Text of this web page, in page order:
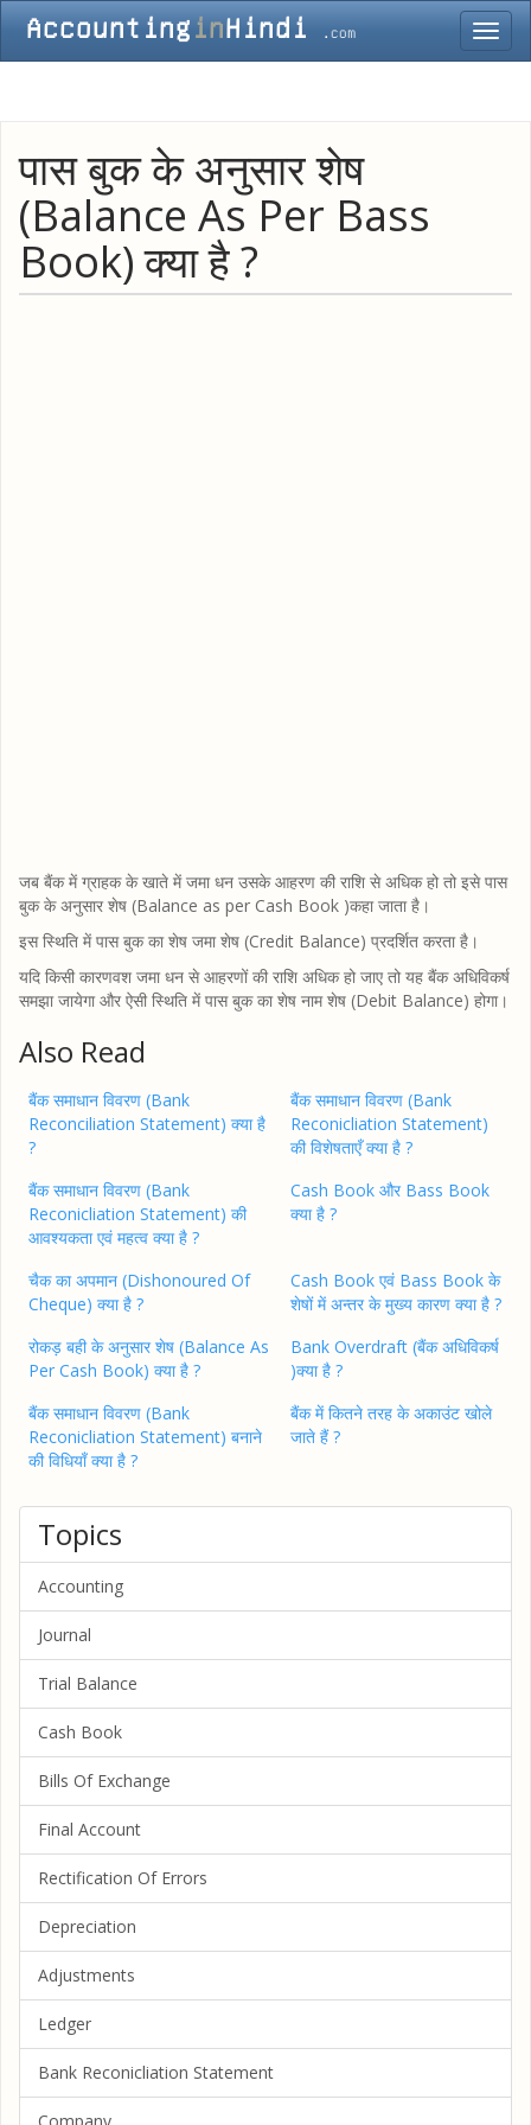
पास बुक के अनुसार शेष
(Balance As Per Bass
Book) क्या है ?
जब बैंक में ग्राहक के खाते में जमा धन उसके आहरण की राशि से अधिक हो तो इसे पास
बुक के अनुसार शेष (Balance as per Cash Book )कहा जाता है।
इस स्थिति में पास बुक का शेष जमा शेष (Credit Balance) प्रदर्शित करता है।
यदि किसी कारणवश जमा धन से आहरणों की राशि अधिक हो जाए तो यह बैंक अधिविकर्ष
समझा जायेगा और ऐसी स्थिति में पास बुक का शेष नाम शेष (Debit Balance) होगा।
Also Read
बैंक समाधान विवरण (Bank
Reconciliation Statement) क्या है
?
बैंक समाधान विवरण (Bank
Reconicliation Statement)
की विशेषताएँ क्या है ?
बैंक समाधान विवरण (Bank
Reconicliation Statement) की
आवश्यकता एवं महत्व क्या है ?
Cash Book और Bass Book
क्या है ?
चैक का अपमान (Dishonoured Of
Cheque) क्या है ?
Cash Book एवं Bass Book के
शेषों में अन्तर के मुख्य कारण क्या है ?
रोकड़ बही के अनुसार शेष (Balance As
Per Cash Book) क्या है ?
Bank Overdraft (बैंक अधिविकर्ष
)क्या है ?
बैंक समाधान विवरण (Bank
Reconicliation Statement) बनाने
की विधियाँ क्या है ?
बैंक में कितने तरह के अकाउंट खोले
जाते हैं ?
Topics
Accounting
Journal
Trial Balance
Cash Book
Bills Of Exchange
Final Account
Rectification Of Errors
Depreciation
Adjustments
Ledger
Bank Reconicliation Statement